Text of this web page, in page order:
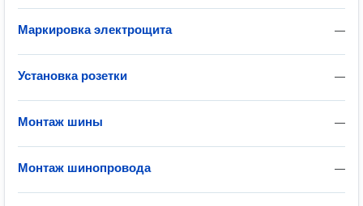
—
Маркировка электрощита
—
Установка розетки
—
Монтаж шины
—
Монтаж шинопровода